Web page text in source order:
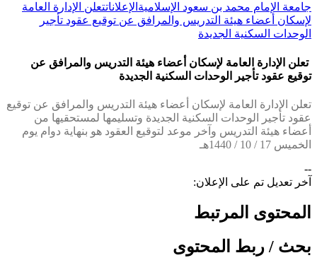
جامعة الإمام محمد بن سعود الإسلامية الإعلانات​تعلن الإدارة العامة
لإسكان أعضاء هيئة التدريس والمرافق عن توقيع عقود تأجير
الوحدات السكنية الجديدة
​تعلن الإدارة العامة لإسكان أعضاء هيئة التدريس والمرافق عن
توقيع عقود تأجير الوحدات السكنية الجديدة
​تعلن الإدارة العامة لإسكان أعضاء هيئة التدريس والمرافق عن توقيع
عقود تأجير الوحدات السكنية الجديدة وتسليمها لمستحقيها من
أعضاء هيئة التدريس وآخر موعد لتوقيع العقود هو بنهاية دوام يوم
الخميس 17 / 10 / 1440هـ​
--
آخر تعديل تم على الإعلان:
المحتوى المرتبط
بحث / ربط المحتوى